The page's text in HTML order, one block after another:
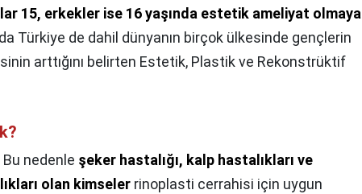
15, erkekler ise 16 yaşında estetik ameliyat olmaya
Türkiye de dahil dünyanın birçok ülkesinde gençlerin
arttığını belirten Estetik, Plastik ve Rekonstrüktif
Bu nedenle şeker hastalığı, kalp hastalıkları ve
olan kimseler rinoplasti cerrahisi için uygun